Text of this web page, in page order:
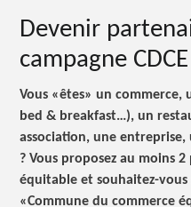
Devenir
campagne
Vous «êtes» un commerce,
bed & breakfast…), un
association, une
? Vous proposez au moins
équitable et souhaitez-vous
«Commune du commerce